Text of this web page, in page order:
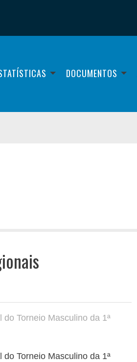
DOCUMENTOS
Torneio Masculino da 1ª
Torneio Masculino da 1ª